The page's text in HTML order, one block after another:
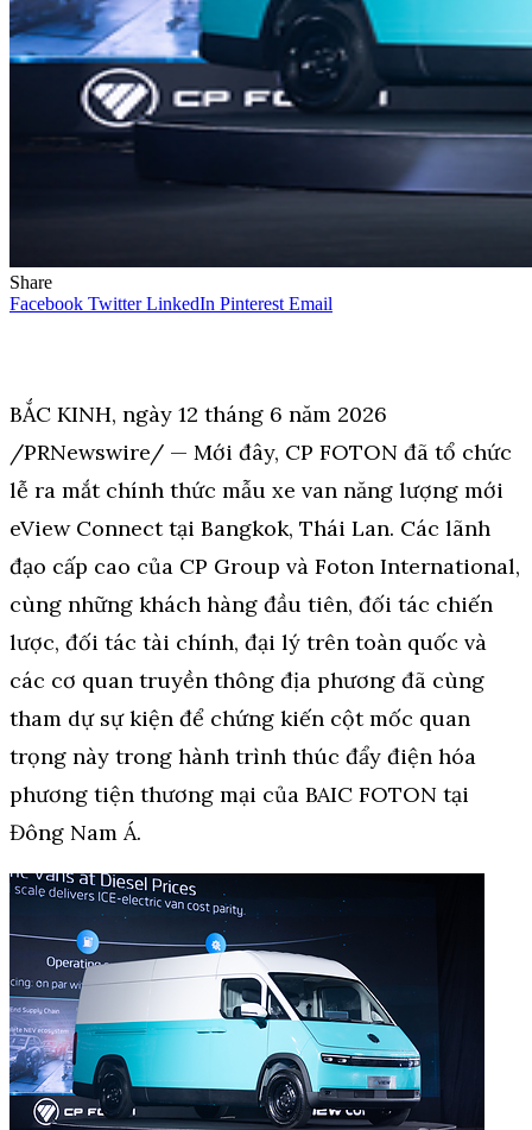
Share
Facebook Twitter LinkedIn Pinterest Email
BẮC KINH, ngày 12 tháng 6 năm 2026
/PRNewswire/ — Mới đây, CP FOTON đã tổ chức
lễ ra mắt chính thức mẫu xe van năng lượng mới
eView Connect tại Bangkok, Thái Lan. Các lãnh
đạo cấp cao của CP Group và Foton International,
cùng những khách hàng đầu tiên, đối tác chiến
lược, đối tác tài chính, đại lý trên toàn quốc và
các cơ quan truyền thông địa phương đã cùng
tham dự sự kiện để chứng kiến cột mốc quan
trọng này trong hành trình thúc đẩy điện hóa
phương tiện thương mại của BAIC FOTON tại
Đông Nam Á.